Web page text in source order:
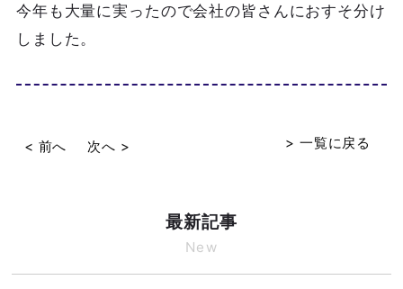
今年も大量に実ったので会社の皆さんにおすそ分け
しました。
> 一覧に戻る
< 前へ 次へ >
最新記事
New